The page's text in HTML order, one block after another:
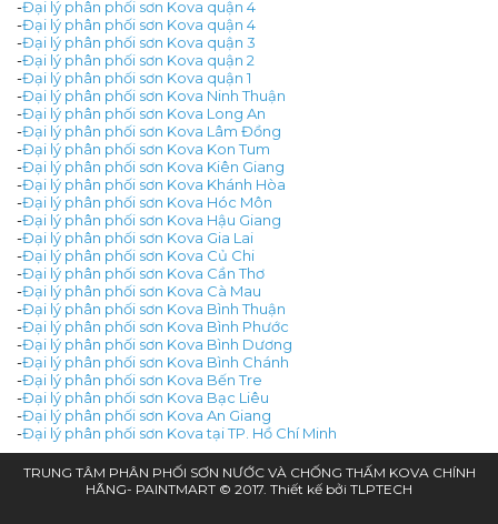
-Đại lý phân phối sơn Kova quận 4
-Đại lý phân phối sơn Kova quận 4
-Đại lý phân phối sơn Kova quận 3
-Đại lý phân phối sơn Kova quận 2
-Đại lý phân phối sơn Kova quận 1
-Đại lý phân phối sơn Kova Ninh Thuận
-Đại lý phân phối sơn Kova Long An
-Đại lý phân phối sơn Kova Lâm Đồng
-Đại lý phân phối sơn Kova Kon Tum
-Đại lý phân phối sơn Kova Kiên Giang
-Đại lý phân phối sơn Kova Khánh Hòa
-Đại lý phân phối sơn Kova Hóc Môn
-Đại lý phân phối sơn Kova Hậu Giang
-Đại lý phân phối sơn Kova Gia Lai
-Đại lý phân phối sơn Kova Củ Chi
-Đại lý phân phối sơn Kova Cần Thơ
-Đại lý phân phối sơn Kova Cà Mau
-Đại lý phân phối sơn Kova Bình Thuận
-Đại lý phân phối sơn Kova Bình Phước
-Đại lý phân phối sơn Kova Bình Dương
-Đại lý phân phối sơn Kova Bình Chánh
-Đại lý phân phối sơn Kova Bến Tre
-Đại lý phân phối sơn Kova Bạc Liêu
-Đại lý phân phối sơn Kova An Giang
-Đại lý phân phối sơn Kova tại TP. Hồ Chí Minh
TRUNG TÂM PHÂN PHỐI SƠN NƯỚC VÀ CHỐNG THẤM KOVA CHÍNH
HÃNG- PAINTMART © 2017. Thiết kế bởi TLPTECH